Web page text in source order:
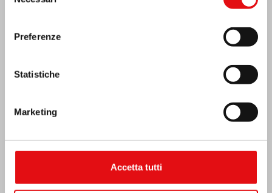
Preferenze
Statistiche
Marketing
Accetta tutti
India: Benedizione e inaugurazione del